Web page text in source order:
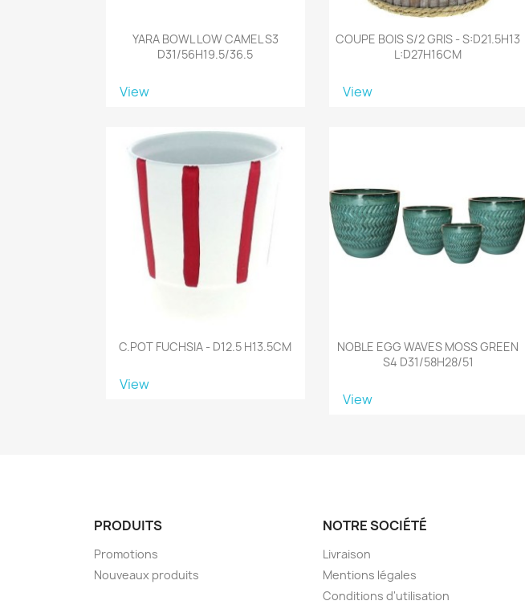
YARA BOWL LOW CAMEL S3
D31/56H19.5/36.5
View
COUPE BOIS S/2 GRIS - S:D21.5H13
L:D27H16CM
View
C.POT FUCHSIA - D12.5 H13.5CM
View
NOBLE EGG WAVES MOSS GREEN
S4 D31/58H28/51
View
PRODUITS
Promotions
Nouveaux produits
NOTRE SOCIÉTÉ
Livraison
Mentions légales
Conditions d'utilisation